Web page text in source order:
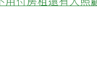
付房租還有人照